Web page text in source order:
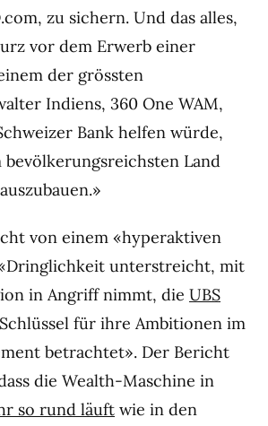
zu sichern. Und das alles,
vor dem Erwerb einer
der grössten
Indiens, 360 One WAM,
Bank helfen würde,
bevölkerungsreichsten Land
von einem «hyperaktiven
unterstreicht, mit
in Angriff nimmt, die UBS
für ihre Ambitionen im
betrachtet». Der Bericht
die Wealth-Maschine in
so rund läuft wie in den